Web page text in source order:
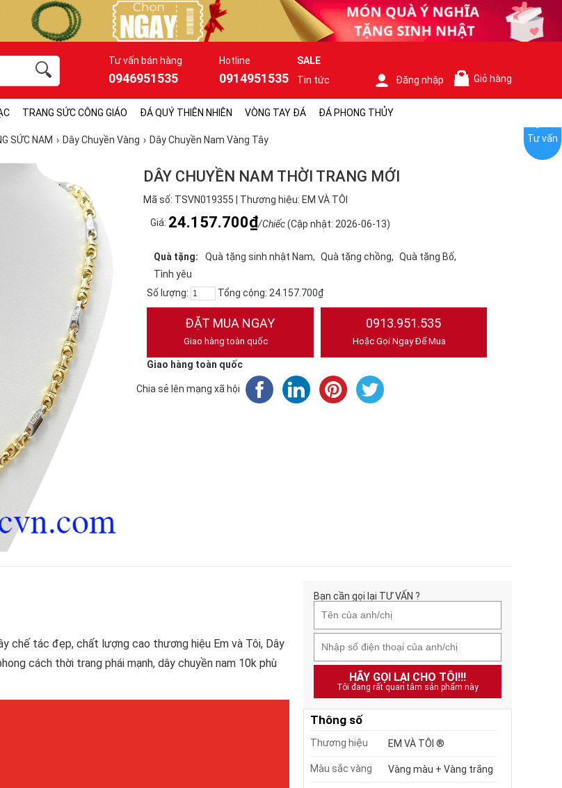
Tư vấn bán hàng
0946951535
Hotline
0914951535
SALE
Tin tức
Đăng nhập Giỏ hàng
TRANG SỨC CÔNG GIÁO ĐÁ QUÝ THIÊN NHIÊN VÒNG TAY ĐÁ ĐÁ PHONG THỦY
SỨC NAM Dây Chuyền Vàng Dây Chuyền Nam Vàng Tây
DÂY CHUYỀN NAM THỜI TRANG MỚI
Mã số: TSVN019355 | Thương hiệu: EM VÀ TÔI
Giá: 24.157.700₫/Chiếc(Cập nhật: 2026-06-13)
Quà tặng: Quà tặng sinh nhật Nam Quà tặng chồng
Quà tặng Bố
Tình yêu
Số lượng:
Tổng cộng: 24.157.700₫
ĐẶT MUA NGAY
Giao hàng toàn quốc
0913.951.535
Hoặc Gọi Ngay Để Mua
Giao hàng toàn quốc
Chia sẻ lên mạng xã hội
chế tác đẹp, chất lượng cao thương hiệu Em và Tôi, Dây
cách thời trang phái mạnh, dây chuyền nam 10k phù
Bạn cần gọi lại TƯ VẤN ?
HÃY GỌI LẠI CHO TÔI!!!
Tôi đang rất quan tâm sản phẩm này
Thông số
Thương hiệu EM VÀ TÔI ®
Màu sắc vàng Vàng màu + Vàng trắng
Tư vấn